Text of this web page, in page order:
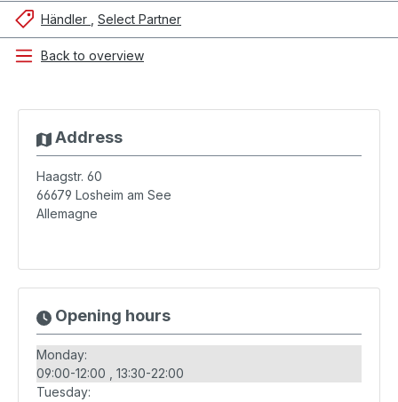
Händler Select Partner
Back to overview
Address
Haagstr. 60
66679 Losheim am See
Allemagne
Opening hours
Monday:
09:00-12:00
13:30-22:00
Tuesday: